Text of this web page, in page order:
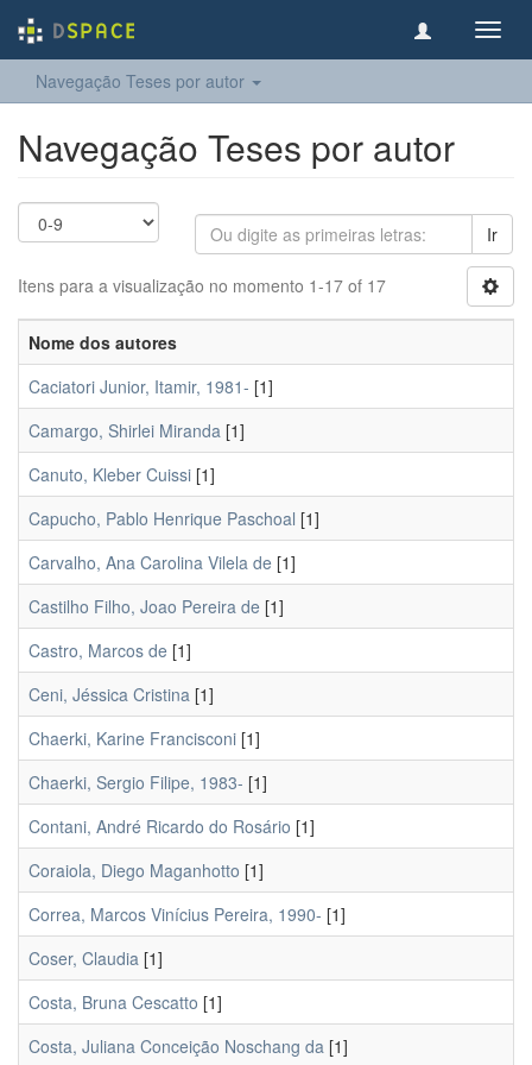
Navegação Teses por autor
Navegação Teses por autor
Ir
Itens para a visualização no momento 1-17 of 17
Nome dos autores
Caciatori Junior, Itamir, 1981- [1]
Camargo, Shirlei Miranda [1]
Canuto, Kleber Cuissi [1]
Capucho, Pablo Henrique Paschoal [1]
Carvalho, Ana Carolina Vilela de [1]
Castilho Filho, Joao Pereira de [1]
Castro, Marcos de [1]
Ceni, Jéssica Cristina [1]
Chaerki, Karine Francisconi [1]
Chaerki, Sergio Filipe, 1983- [1]
Contani, André Ricardo do Rosário [1]
Coraiola, Diego Maganhotto [1]
Correa, Marcos Vinícius Pereira, 1990- [1]
Coser, Claudia [1]
Costa, Bruna Cescatto [1]
Costa, Juliana Conceição Noschang da [1]